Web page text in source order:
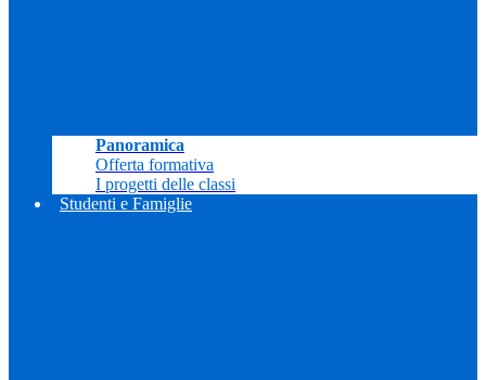
Panoramica
Offerta formativa
I progetti delle classi
Studenti e Famiglie